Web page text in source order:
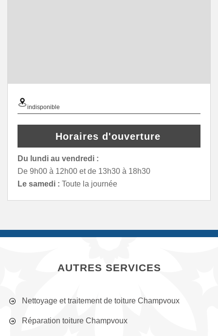
indisponible
Horaires d'ouverture
Du lundi au vendredi :
De 9h00 à 12h00 et de 13h30 à 18h30
Le samedi : Toute la journée
AUTRES SERVICES
Nettoyage et traitement de toiture Champvoux
Réparation toiture Champvoux